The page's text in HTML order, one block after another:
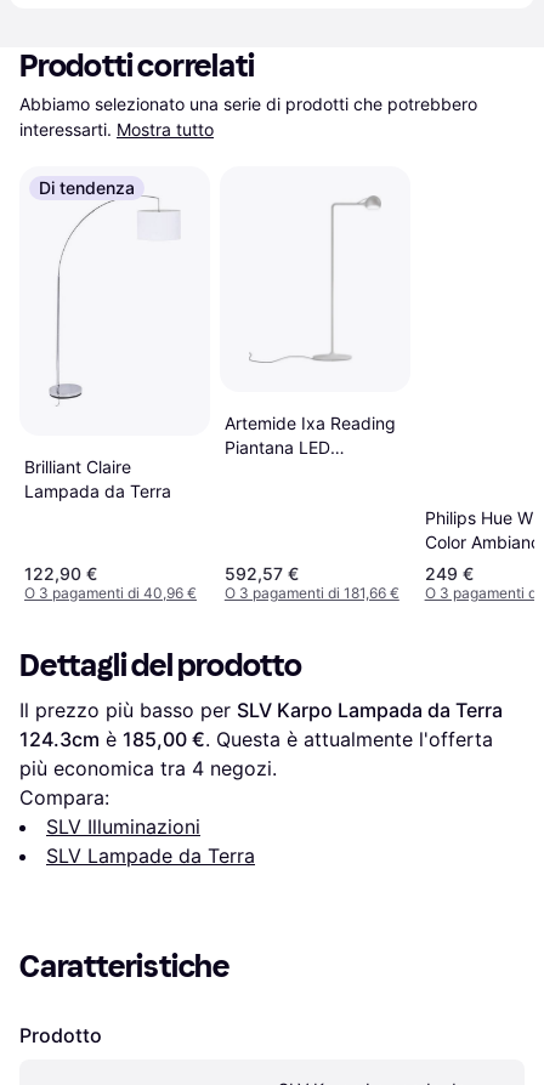
Prodotti correlati
Abbiamo selezionato una serie di prodotti che potrebbero
interessarti. Mostra tutto
Di tendenza
Brilliant Claire
Lampada da Terra
122,90 €
O 3 pagamenti di 40,96 €
Artemide Ixa Reading
Piantana LED
592,57 €
O 3 pagamenti di 181,66 €
Philips Hue
Color
Gradient Signe
1800lm
249 €
O 3 pagamenti
Dettagli del prodotto
Il prezzo più basso per SLV Karpo Lampada da Terra
124.3cm è 185,00 €. Questa è attualmente l'offerta
più economica tra 4 negozi.
Compara:
SLV Illuminazioni
SLV Lampade da Terra
Caratteristiche
Prodotto